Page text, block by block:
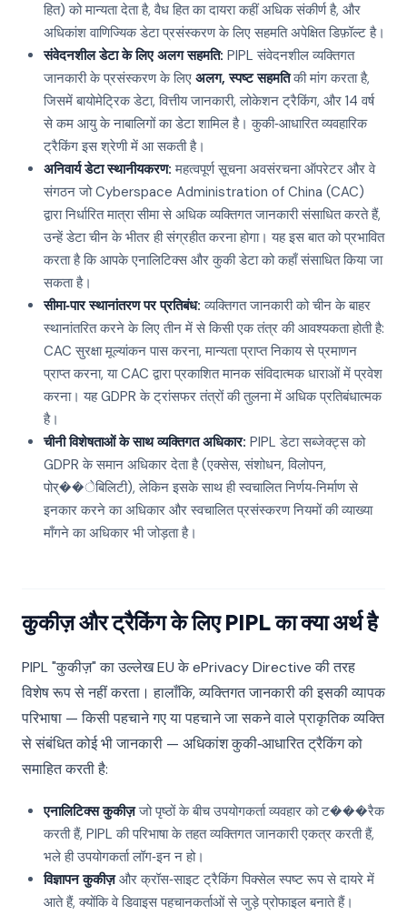
हित) को मान्यता देता है, वैध हित का दायरा कहीं अधिक संकीर्ण है, और
अधिकांश वाणिज्यिक डेटा प्रसंस्करण के लिए सहमति अपेक्षित डिफ़ॉल्ट है।
संवेदनशील डेटा के लिए अलग सहमति: PIPL संवेदनशील व्यक्तिगत
जानकारी के प्रसंस्करण के लिए अलग, स्पष्ट सहमतिकी मांग करता है,
जिसमें बायोमेट्रिक डेटा, वित्तीय जानकारी, लोकेशन ट्रैकिंग, और 14 वर्ष
से कम आयु के नाबालिगों का डेटा शामिल है। कुकी‑आधारित व्यवहारिक
ट्रैकिंग इस श्रेणी में आ सकती है।
अनिवार्य डेटा स्थानीयकरण: महत्वपूर्ण सूचना अवसंरचना ऑपरेटर और वे
संगठन जो Cyberspace Administration of China (CAC)
द्वारा निर्धारित मात्रा सीमा से अधिक व्यक्तिगत जानकारी संसाधित करते हैं,
उन्हें डेटा चीन के भीतर ही संग्रहीत करना होगा। यह इस बात को प्रभावित
करता है कि आपके एनालिटिक्स और कुकी डेटा को कहाँ संसाधित किया जा
सकता है।
सीमा‑पार स्थानांतरण पर प्रतिबंध: व्यक्तिगत जानकारी को चीन के बाहर
स्थानांतरित करने के लिए तीन में से किसी एक तंत्र की आवश्यकता होती है:
CAC सुरक्षा मूल्यांकन पास करना, मान्यता प्राप्त निकाय से प्रमाणन
प्राप्त करना, या CAC द्वारा प्रकाशित मानक संविदात्मक धाराओं में प्रवेश
करना। यह GDPR के ट्रांसफर तंत्रों की तुलना में अधिक प्रतिबंधात्मक
है।
चीनी विशेषताओं के साथ व्यक्तिगत अधिकार: PIPL डेटा सब्जेक्ट्स को
GDPR के समान अधिकार देता है (एक्सेस, संशोधन, विलोपन,
पोर्��ेबिलिटी), लेकिन इसके साथ ही स्वचालित निर्णय‑निर्माण से
इनकार करने का अधिकार और स्वचालित प्रसंस्करण नियमों की व्याख्या
माँगने का अधिकार भी जोड़ता है।
कुकीज़ और ट्रैकिंग के लिए PIPL का क्या अर्थ है
PIPL "कुकीज़" का उल्लेख EU के ePrivacy Directive की तरह
विशेष रूप से नहीं करता। हालाँकि, व्यक्तिगत जानकारी की इसकी व्यापक
परिभाषा — किसी पहचाने गए या पहचाने जा सकने वाले प्राकृतिक व्यक्ति
से संबंधित कोई भी जानकारी — अधिकांश कुकी‑आधारित ट्रैकिंग को
समाहित करती है:
एनालिटिक्स कुकीज़जो पृष्ठों के बीच उपयोगकर्ता व्यवहार को ट���रैक
करती हैं, PIPL की परिभाषा के तहत व्यक्तिगत जानकारी एकत्र करती हैं,
भले ही उपयोगकर्ता लॉग‑इन न हो।
विज्ञापन कुकीज़और क्रॉस‑साइट ट्रैकिंग पिक्सेल स्पष्ट रूप से दायरे में
आते हैं, क्योंकि वे डिवाइस पहचानकर्ताओं से जुड़े प्रोफाइल बनाते हैं।